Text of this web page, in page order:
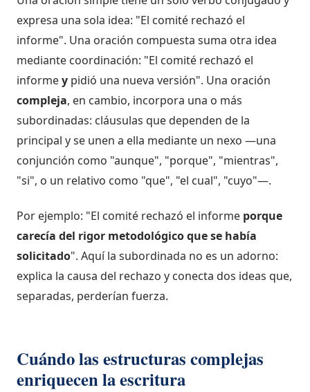
expresa una sola idea: "El comité rechazó el
informe". Una oración compuesta suma otra idea
mediante coordinación: "El comité rechazó el
informey pidió una nueva versión". Una oración
compleja, en cambio, incorpora una o más
subordinadas: cláusulas que dependen de la
principal y se unen a ella mediante un nexo —una
conjunción como "aunque", "porque", "mientras",
"si", o un relativo como "que", "el cual", "cuyo"—.
Por ejemplo: "El comité rechazó el informe porque
carecía del rigor metodológico que se había
solicitado". Aquí la subordinada no es un adorno:
explica la causa del rechazo y conecta dos ideas que,
separadas, perderían fuerza.
Cuándo las estructuras complejas
enriquecen la escritura